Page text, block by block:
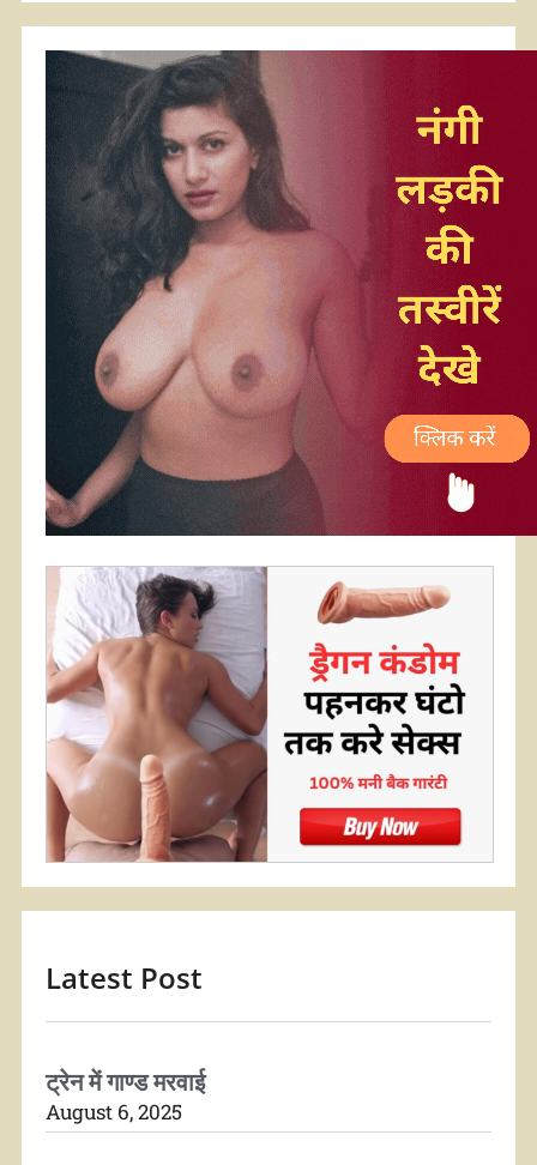
Latest Post
ट्रेन में गाण्ड मरवाई
August 6, 2025